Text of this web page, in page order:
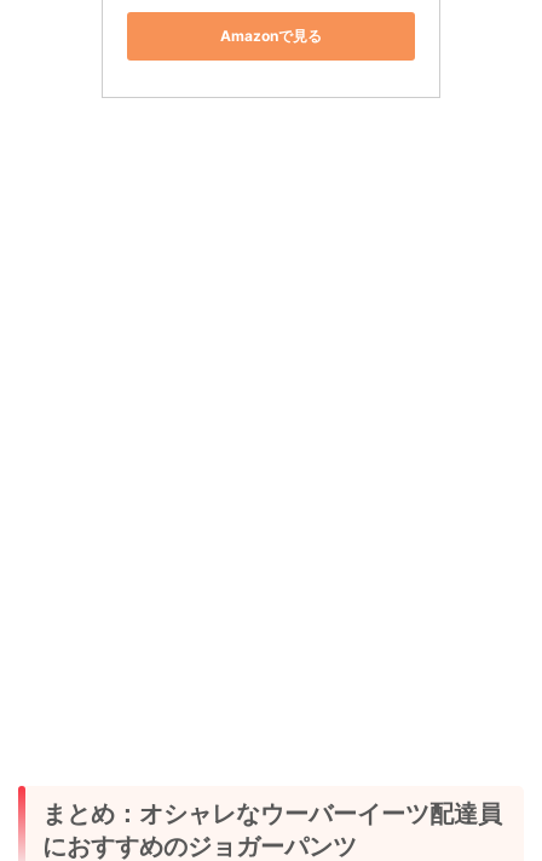
Amazonで見る
まとめ：オシャレなウーバーイーツ配達員
におすすめのジョガーパンツ